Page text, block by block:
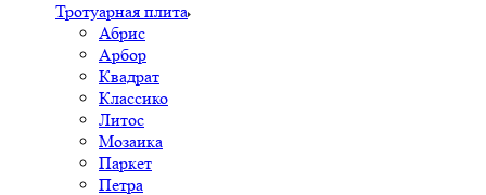
Тротуарная плита
Абрис
Арбор
Квадрат
Классико
Литос
Мозаика
Паркет
Петра